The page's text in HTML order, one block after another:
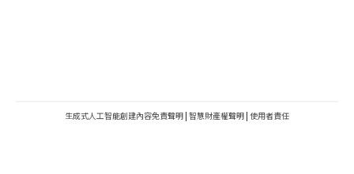
生成式人工智能創建內容免責聲明 | 智慧財產權聲明 | 使用者責任